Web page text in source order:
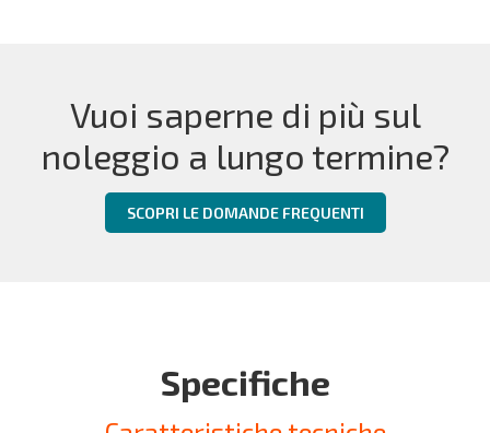
Vuoi saperne di più sul
noleggio a lungo termine?
SCOPRI LE DOMANDE FREQUENTI
Specifiche